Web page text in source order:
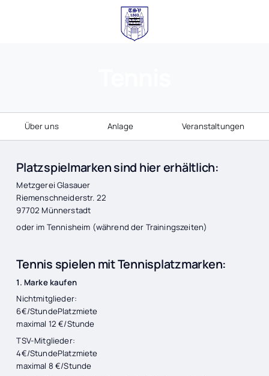
Über uns Anlage Veranstaltungen
Platzspielmarken sind hier erhältlich:
Metzgerei Glasauer
Riemenschneiderstr. 22
97702 Münnerstadt
oder im Tennisheim (während der Trainingszeiten)
Tennis spielen mit Tennisplatzmarken:
1. Marke kaufen
Nichtmitglieder:
6€/StundePlatzmiete
maximal 12 €/Stunde
TSV-Mitglieder:
4€/StundePlatzmiete
maximal 8 €/Stunde